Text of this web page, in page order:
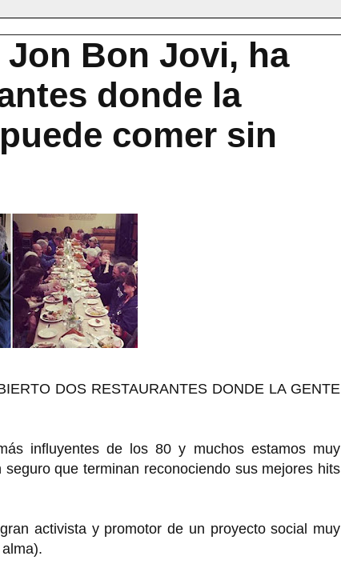
Bon Jovi, ha
donde la
comer sin
DOS RESTAURANTES DONDE LA GENTE
influyentes de los 80 y muchos estamos muy
que terminan reconociendo sus mejores hits
activista y promotor de un proyecto social muy